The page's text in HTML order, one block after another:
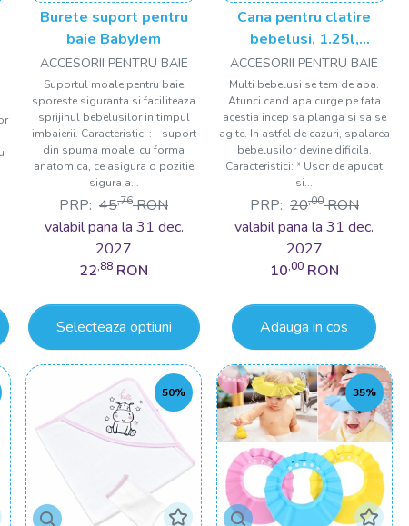
bebelușul nesupravegheat în cadă, chiar și pentru o clipă.
cu hăinuțe curate și uscate, pentru a-l menține cald
de baie sau cântece blânde pentru a face experiența mai
este diferit, așa că urmăriți reacțiile lui și adaptați
dintre voi și micuțul vostru și de a-l face să se simtă iubit
plăcută și lipsită de stres, iar bebelușul va începe să se
Burete suport pentru
baie BabyJem
ACCESORII PENTRU BAIE
Suportul moale pentru baie
sporeste siguranta si faciliteaza
sprijinul bebelusilor in timpul
imbaierii. Caracteristici : - suport
din spuma moale, cu forma
anatomica, ce asigura o pozitie
sigura a...
PRP: 45,76 RON
valabil pana la 31 dec.
2027
22,88 RON
Selecteaza optiuni
Cana pentru clatire
bebelusi, 1.25l,
BabyJem, roz
ACCESORII PENTRU BAIE
Multi bebelusi se tem de apa.
Atunci cand apa curge pe fata
acestia incep sa planga si sa se
agite. In astfel de cazuri, spalarea
bebelusilor devine dificila.
Caracteristici: * Usor de apucat
si...
PRP: 20,00 RON
valabil pana la 31 dec.
2027
10,00 RON
Adauga in cos
50% 35%